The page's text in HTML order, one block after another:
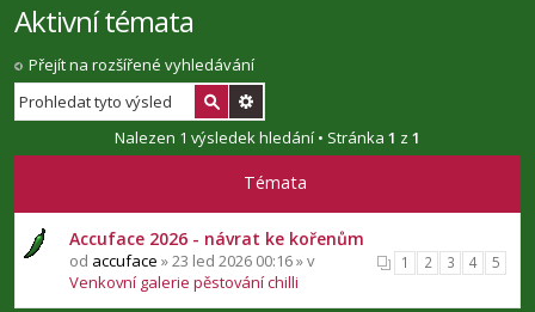
t
Aktivní témata
Přejít na rozšířené vyhledávání
Nalezen 1 výsledek hledání • Stránka 1 z 1
Témata
Accuface 2026 - návrat ke kořenům
1 2 3 4 5
od accuface » 23 led 2026 00:16 » v
Venkovní galerie pěstování chilli